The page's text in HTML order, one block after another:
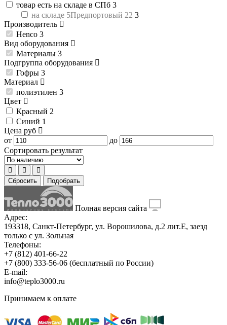
товар есть на складе в СПб 3
на складе 5Предпортовый 22 3
Производитель
Henco 3
Вид оборудования
Материалы 3
Подгруппа оборудования
Гофры 3
Материал
полиэтилен 3
Цвет
Красный 2
Синий 1
Цена руб
от
до
Сортировать результат
Сбросить Подобрать
Полная версия сайта
Адрес:
193318, Санкт-Петербург, ул. Ворошилова, д.2 лит.Е, заезд
только с ул. Зольная
Телефоны:
+7 (812) 401-66-22
+7 (800) 333-56-06 (бесплатный по России)
E-mail:
info@teplo3000.ru
Принимаем к оплате